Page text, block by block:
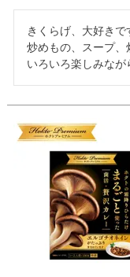
きくらげ、大好きで
炒めもの、スープ
いろいろ楽しみな